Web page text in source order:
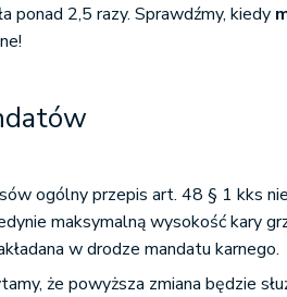
ponad 2,5 razy. Sprawdźmy, kiedy
ogólny przepis art. 48 § 1 kks
maksymalną wysokość kary
w drodze mandatu karnego.
że powyższa zmiana będzie